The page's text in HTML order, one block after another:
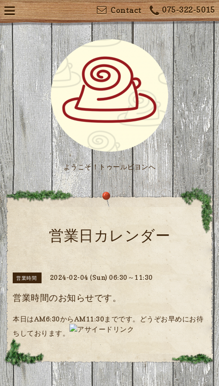
075-322-5015
Contact
ようこそ！トゥールビヨンへ
営業日カレンダー
営業時間 2024-02-04 (Sun) 06:30～11:30
営業時間のお知らせです。
本日はAM6:30からAM11:30までです。どうぞお早めにお待
ちしております。